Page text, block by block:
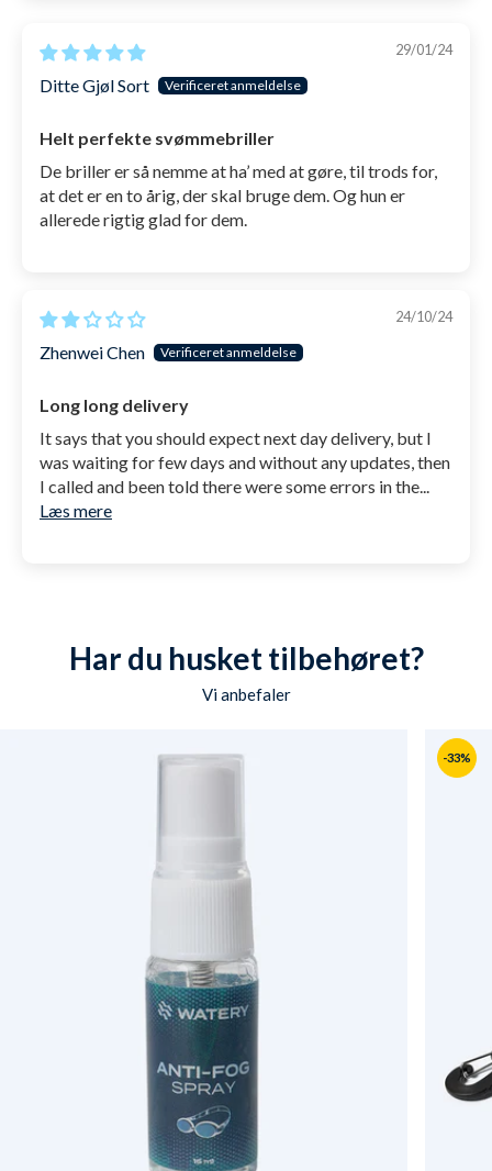
29/01/24
Ditte Gjøl Sort
Helt perfekte svømmebriller
De briller er så nemme at ha’ med at gøre, til trods for,
at det er en to årig, der skal bruge dem. Og hun er
allerede rigtig glad for dem.
24/10/24
Zhenwei Chen
Long long delivery
It says that you should expect next day delivery, but I
was waiting for few days and without any updates, then
I called and been told there were some errors in the...
Læs mere
Har du husket tilbehøret?
Vi anbefaler
-33%